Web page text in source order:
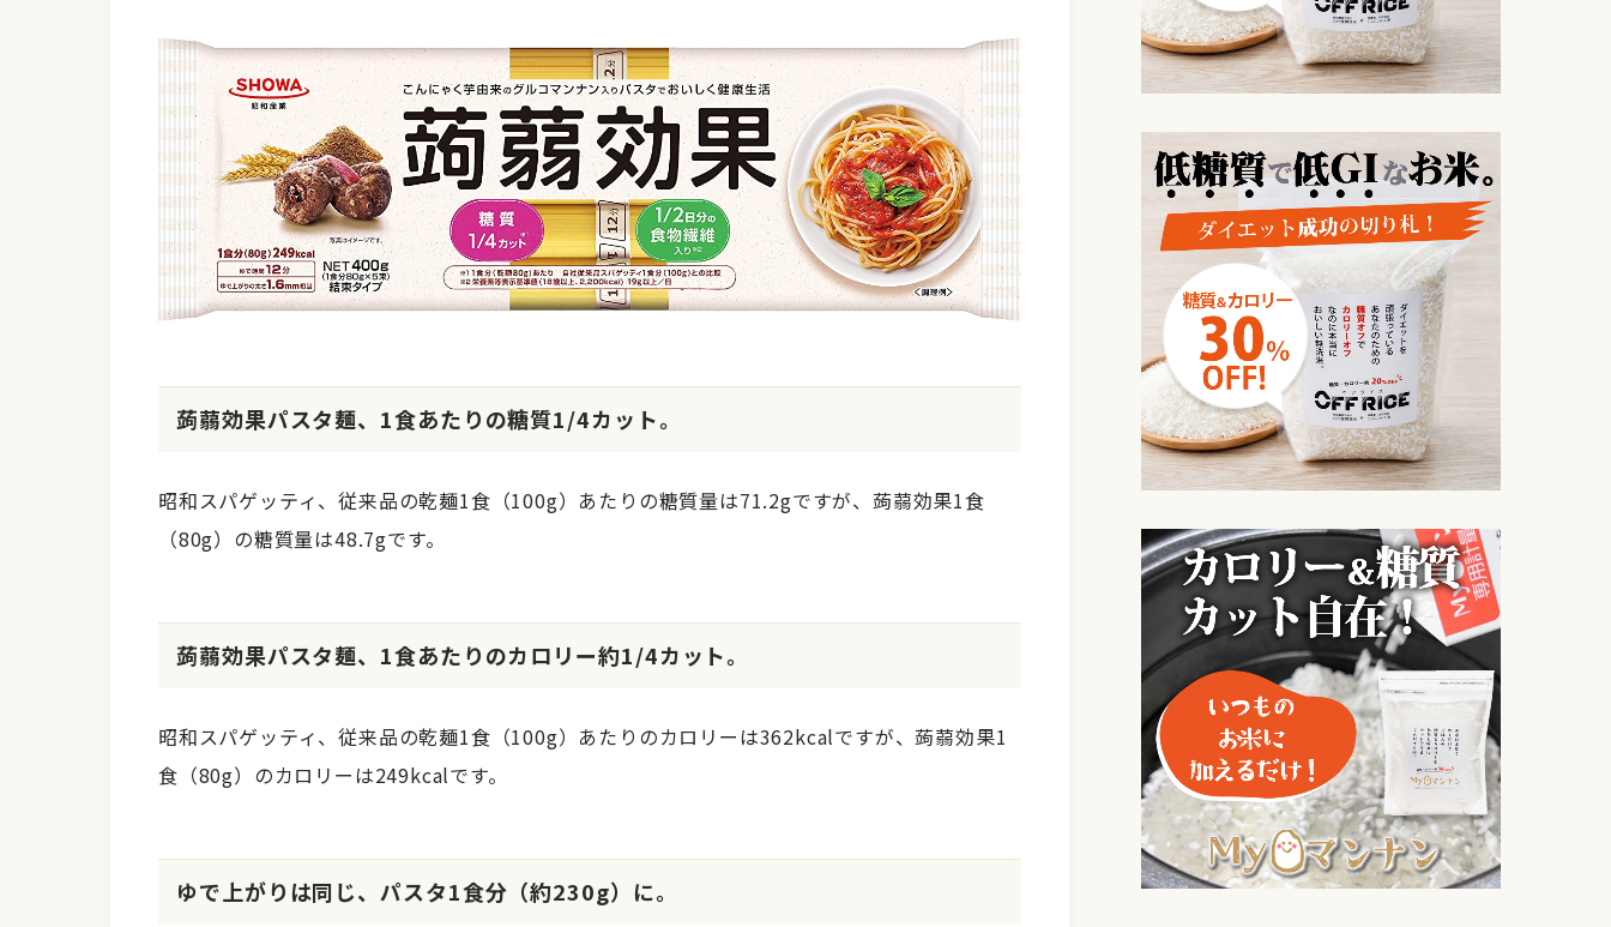
蒟蒻効果パスタ麺、1食あたりの糖質1/4カット。
昭和スパゲッティ、従来品の乾麺1食（100g）あたりの糖質量は71.2gですが、蒟蒻効果1食
（80g）の糖質量は48.7gです。
蒟蒻効果パスタ麺、1食あたりのカロリー約1/4カット。
昭和スパゲッティ、従来品の乾麺1食（100g）あたりのカロリーは362kcalですが、蒟蒻効果1
食（80g）のカロリーは249kcalです。
ゆで上がりは同じ、パスタ1食分（約230g）に。